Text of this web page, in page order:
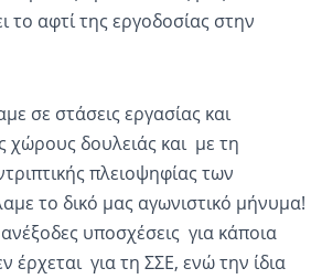
το αφτί της εργοδοσίας στην
σε στάσεις εργασίας και
χώρους δουλειάς και με τη
πλειοψηφίας των
το δικό μας αγωνιστικό μήνυμα!
υποσχέσεις για κάποια
για τη ΣΣΕ, ενώ την ίδια